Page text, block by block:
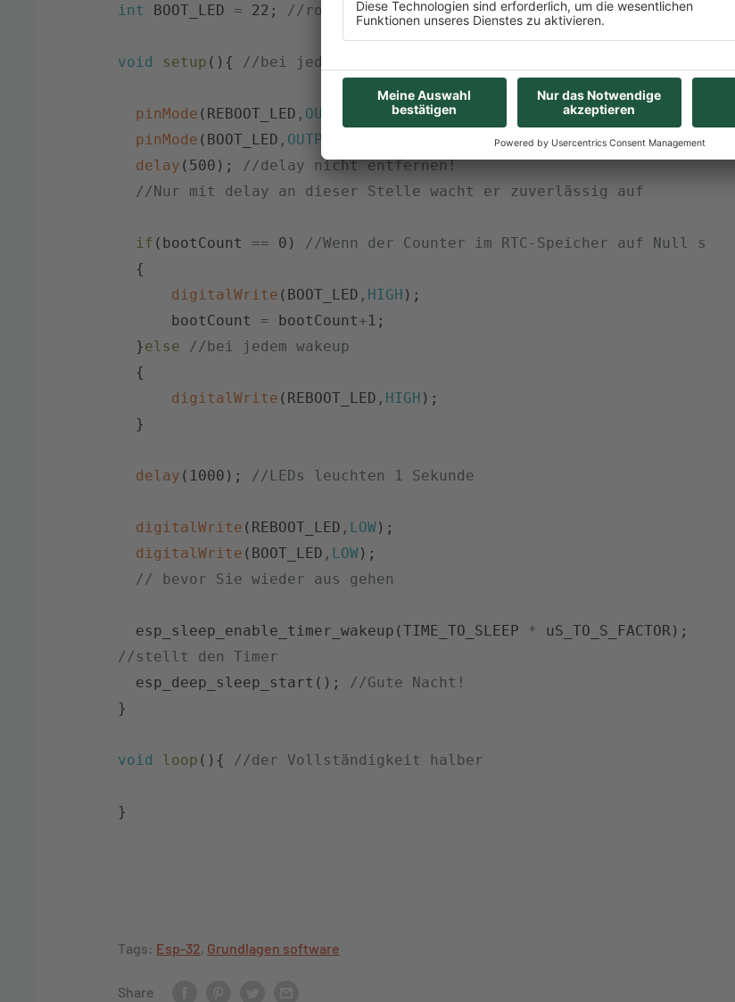
int
BOOT_LED = 22 ; //rot
void setup ( ) { //bei jedem Wakeup geht es hier los
pinMode ( REBOOT_LED , OUTPUT
//bei jedem Start
pinMode ( BOOT_LED , OUTPUT
//beim ersten Start
delay ( 500 ) ;
//delay nicht entfernen!
//Nur mit delay an dieser Stelle wacht er zuverlässig auf
if ( bootCount == 0 )
//Wenn der Counter im RTC-Speicher auf Null steht
{
digitalWrite ( BOOT_LED , HIGH ) ;
bootCount
= bootCount+1 ;
}else
//bei jedem wakeup
{
digitalWrite ( REBOOT_LED , HIGH ) ;
}
delay ( 1000 ) ; //LEDs leuchten 1 Sekunde
digitalWrite ( REBOOT_LED , LOW) ;
digitalWrite ( BOOT_LED , LOW) ;
// bevor Sie wieder aus gehen
esp_sleep_enable_timer_wakeup (TIME_TO_SLEEP * uS_TO_S_FACTOR) ;
//stellt den Timer
esp_deep_sleep_start ( ) ;
//Gute Nacht!
}
void loop ( ) { //der Vollständigkeit halber
}
Tags: Esp-32, Grundlagen software
Share